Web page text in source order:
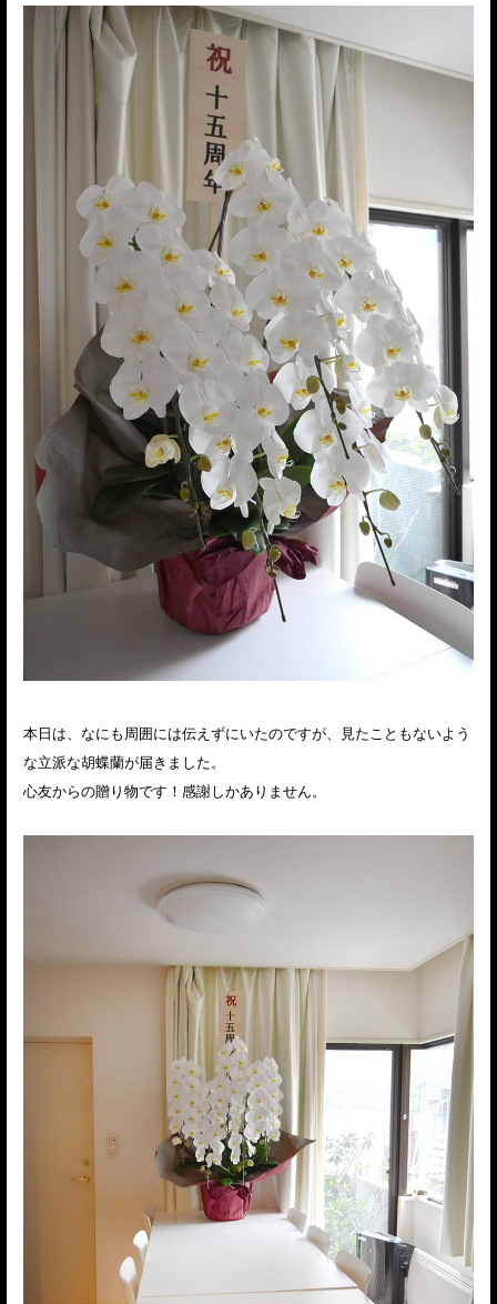
本日は、なにも周囲には伝えずにいたのですが、見たこともないよう
な立派な胡蝶蘭が届きました。
心友からの贈り物です！感謝しかありません。